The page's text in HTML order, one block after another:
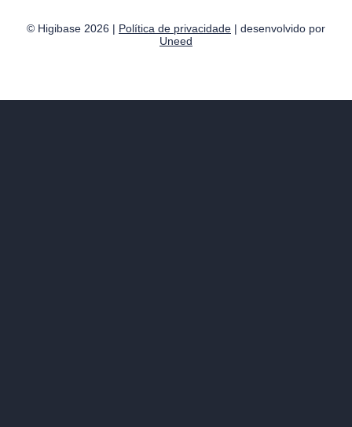
© Higibase 2026 | Política de privacidade | desenvolvido por
Uneed